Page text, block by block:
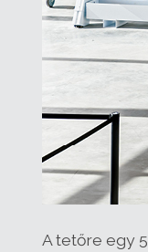
A tetőre egy